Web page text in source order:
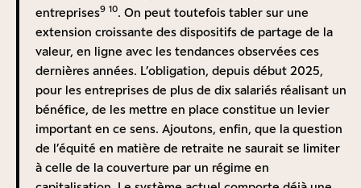
pensions. Pour donner un ordre d’idée, un système
deux fois plus performant20permettrait de servir le
même niveau de pension tout en dépensant environ
20 % de moins chaque année, soit à l’échelle du
système de retraite, une économie d’environ 80 Md€
par an.
Au regard de ces données, il serait donc de bonne
gestion de basculer, au moins pour partie, de la
répartition à la capitalisation. Pour partie seulement,
à cet égard de « générations sacrifiées » : il s’agirait à
tout le moins de toutes les générations aujourd’hui
éloignées de moins de 10 ou 15 ans de la retraite, qui
verraient un accroissement net de leurs cotisations
sans bénéficier, comme les plus jeunes générations de
leur baisse substantielle à l’avenir, celle-ci
n’intervenant que lorsqu’elles seraient déjà en
retraite…
Néanmoins un cocktail de solutions existe, que j’ai
développé dans les deux notes récentes précitées
entreprises9 10. On peut toutefois tabler sur une
extension croissante des dispositifs de partage de la
valeur, en ligne avec les tendances observées ces
dernières années. L’obligation, depuis début 2025,
pour les entreprises de plus de dix salariés réalisant un
bénéfice, de les mettre en place constitue un levier
important en ce sens. Ajoutons, enfin, que la question
de l’équité en matière de retraite ne saurait se limiter
à celle de la couverture par un régime en